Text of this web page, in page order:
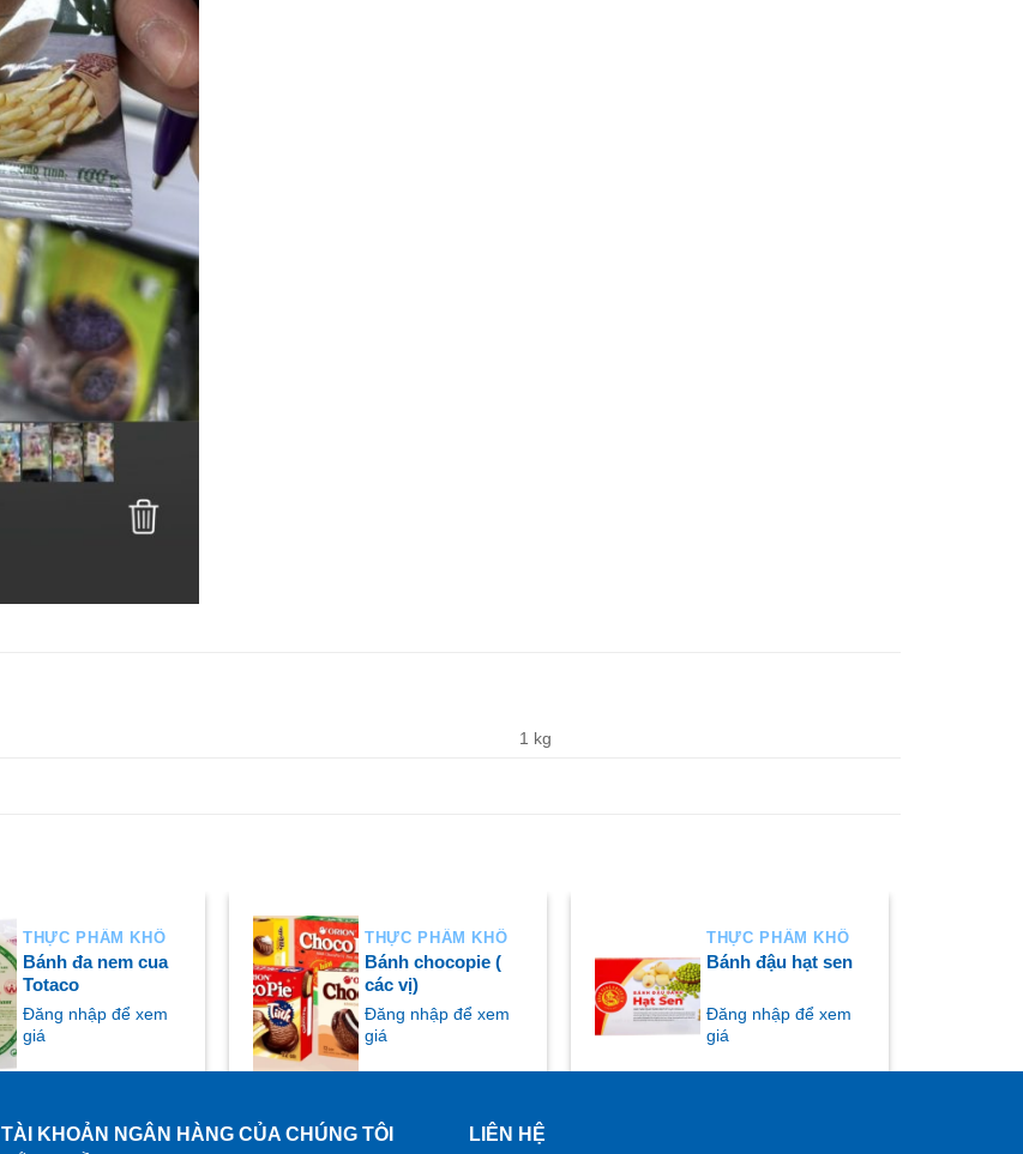
1 kg
THỰC PHẨM KHÔ
Bánh đa nem cua
Totaco
Đăng nhập để xem
giá
THỰC PHẨM KHÔ
Bánh chocopie (
các vị)
Đăng nhập để xem
giá
THỰC PHẨM KHÔ
Bánh đậu hạt sen
Đăng nhập để xem
giá
TÀI KHOẢN NGÂN HÀNG CỦA CHÚNG TÔI
LIÊN HỆ